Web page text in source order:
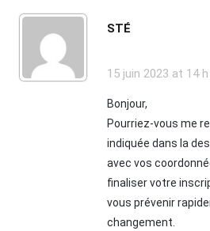
STÉ
15 juin 2023 at 14
Bonjour,
Pourriez-vous me
indiquée dans la
avec vos
finaliser votre
vous prévenir
changement.